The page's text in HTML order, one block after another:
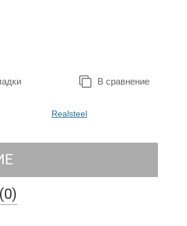
В сравнение
Realsteel